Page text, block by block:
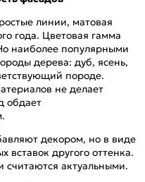
линии, матовая
года. Цветовая гамма
наиболее популярными
дерева: дуб, ясень,
породе.
не делает
обдает
декором, но в виде
вставок другого оттенка.
считаются актуальными.